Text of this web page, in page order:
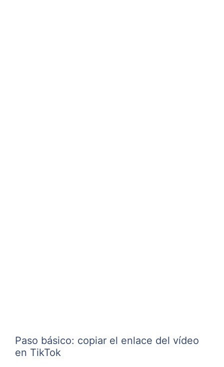
Paso básico: copiar el enlace del vídeo
en TikTok